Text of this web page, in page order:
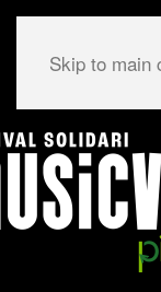
Skip to main